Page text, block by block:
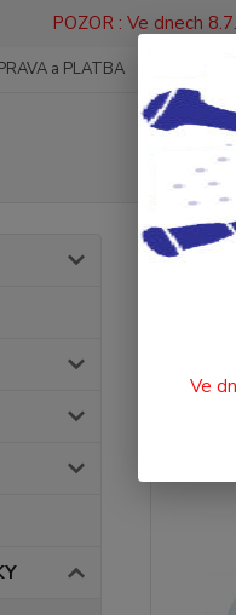
POZOR : Ve dnech
a PLATBA
Úvod
Ve